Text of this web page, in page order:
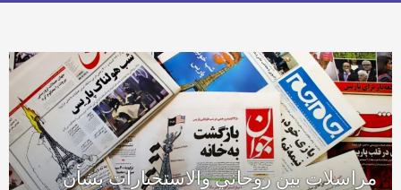
مراسلات بين روحاني والاستخبارات بشأن